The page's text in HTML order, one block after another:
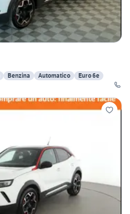
Benzina Automatico
Euro 6e